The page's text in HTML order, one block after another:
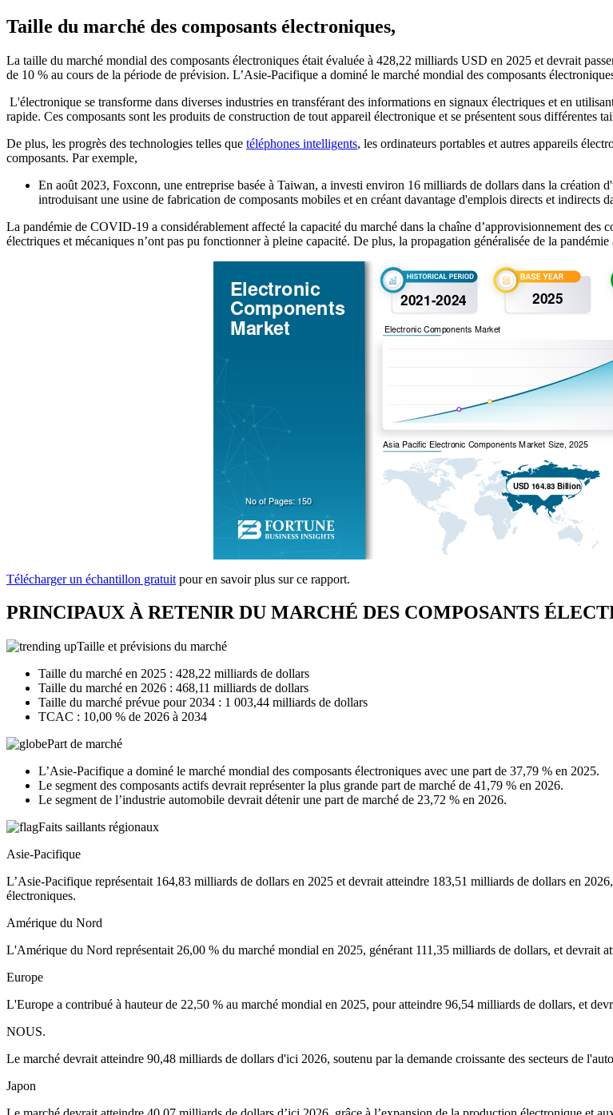
Taille du marché des composants électroniques,
La taille du marché mondial des composants électroniques était évaluée à 428,22 milliards USD en 2025 et devrait
de 10 % au cours de la période de prévision. L’Asie-Pacifique a dominé le marché mondial des composants
L'électronique se transforme dans diverses industries en transférant des informations en signaux électriques et en
rapide. Ces composants sont les produits de construction de tout appareil électronique et se présentent sous différentes
De plus, les progrès des technologies telles que téléphones intelligents, les ordinateurs portables et autres appareils
composants. Par exemple,
En août 2023, Foxconn, une entreprise basée à Taiwan, a investi environ 16 milliards de dollars dans la création
introduisant une usine de fabrication de composants mobiles et en créant davantage d'emplois directs et indirects
La pandémie de COVID-19 a considérablement affecté la capacité du marché dans la chaîne d’approvisionnement des
électriques et mécaniques n’ont pas pu fonctionner à pleine capacité. De plus, la propagation généralisée de la
Télécharger un échantillon gratuit pour en savoir plus sur ce rapport.
PRINCIPAUX À RETENIR DU MARCHÉ DES COMPOSANTS
Taille et prévisions du marché
Taille du marché en 2025 : 428,22 milliards de dollars
Taille du marché en 2026 : 468,11 milliards de dollars
Taille du marché prévue pour 2034 : 1 003,44 milliards de dollars
TCAC : 10,00 % de 2026 à 2034
Part de marché
L’Asie-Pacifique a dominé le marché mondial des composants électroniques avec une part de 37,79 % en 2025.
Le segment des composants actifs devrait représenter la plus grande part de marché de 41,79 % en 2026.
Le segment de l’industrie automobile devrait détenir une part de marché de 23,72 % en 2026.
Faits saillants régionaux
Asie-Pacifique
L’Asie-Pacifique représentait 164,83 milliards de dollars en 2025 et devrait atteindre 183,51 milliards de dollars en
électroniques.
Amérique du Nord
L'Amérique du Nord représentait 26,00 % du marché mondial en 2025, générant 111,35 milliards de dollars, et devrait
Europe
L'Europe a contribué à hauteur de 22,50 % au marché mondial en 2025, pour atteindre 96,54 milliards de dollars, et
NOUS.
Le marché devrait atteindre 90,48 milliards de dollars d'ici 2026, soutenu par la demande croissante des secteurs de
Japon